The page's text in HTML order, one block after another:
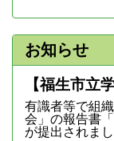
お知らせ
【福生市立
有識者等で組
会」の報告書
が提出されまし